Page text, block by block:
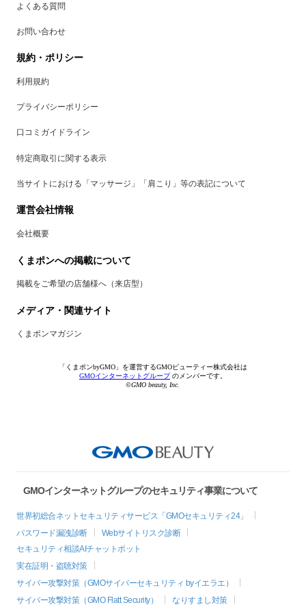
よくある質問
お問い合わせ
規約・ポリシー
利用規約
プライバシーポリシー
口コミガイドライン
特定商取引に関する表示
当サイトにおける「マッサージ」「肩こり」等の表記について
運営会社情報
会社概要
くまポンへの掲載について
掲載をご希望の店舗様へ（来店型）
メディア・関連サイト
くまポンマガジン
「くまポンbyGMO」を運営するGMOビューティー株式会社は
GMOインターネットグループのメンバーです。
©GMO beauty, Inc.
GMOインターネットグループのセキュリティ事業について
世界初総合ネットセキュリティサービス「GMOセキュリティ24」
パスワード漏洩診断
Webサイトリスク診断
セキュリティ相談AIチャットボット
実在証明・盗聴対策
サイバー攻撃対策（GMOサイバーセキュリティ byイエラエ）
サイバー攻撃対策（GMO Flatt Security）
なりすまし対策